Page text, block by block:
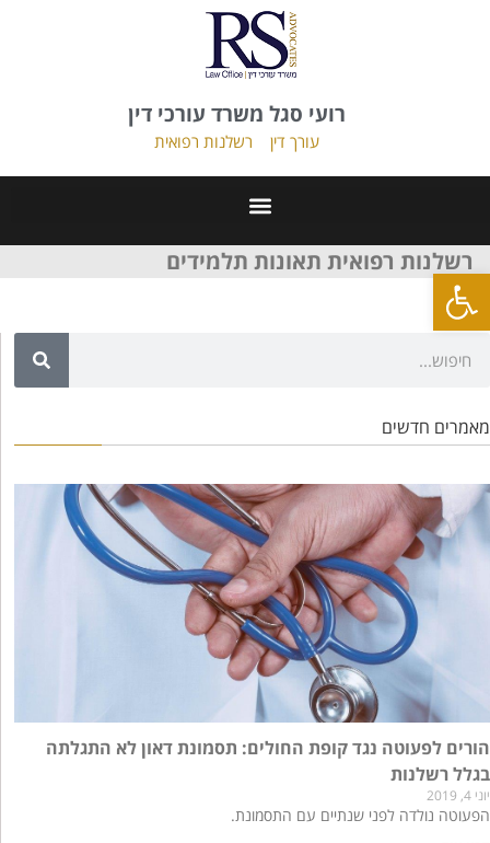
פתח סרגל נגישות
רועי סגל משרד עורכי דין
עורך דין רשלנות רפואית
רשלנות רפואית תאונות תלמידים
מאמרים חדשים
הורים לפעוטה נגד קופת החולים: תסמונת דאון לא התגלתה
בגלל רשלנות
יוני 4, 2019
הפעוטה נולדה לפני שנתיים עם התסמונת.